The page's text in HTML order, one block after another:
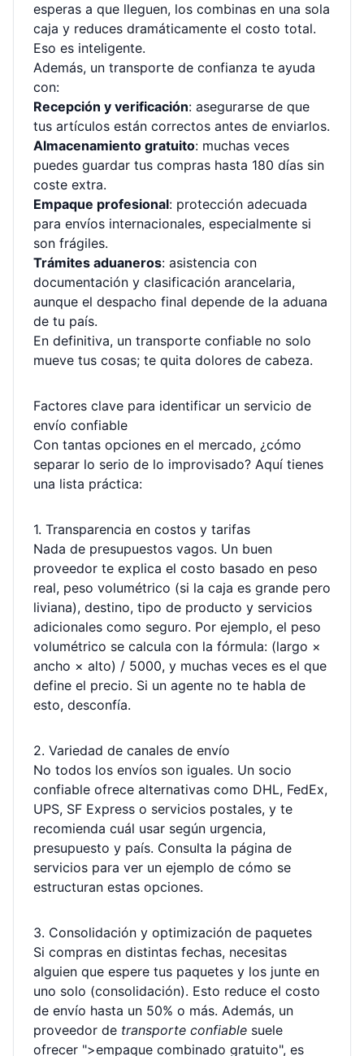
esperas a que lleguen, los combinas en una sola
caja y reduces dramáticamente el costo total.
Eso es inteligente.
Además, un transporte de confianza te ayuda
con:
Recepción y verificación: asegurarse de que
tus artículos están correctos antes de enviarlos.
Almacenamiento gratuito: muchas veces
puedes guardar tus compras hasta 180 días sin
coste extra.
Empaque profesional: protección adecuada
para envíos internacionales, especialmente si
son frágiles.
Trámites aduaneros: asistencia con
documentación y clasificación arancelaria,
aunque el despacho final depende de la aduana
de tu país.
En definitiva, un transporte confiable no solo
mueve tus cosas; te quita dolores de cabeza.
Factores clave para identificar un servicio de
envío confiable
Con tantas opciones en el mercado, ¿cómo
separar lo serio de lo improvisado? Aquí tienes
una lista práctica:
1. Transparencia en costos y tarifas
Nada de presupuestos vagos. Un buen
proveedor te explica el costo basado en peso
real, peso volumétrico (si la caja es grande pero
liviana), destino, tipo de producto y servicios
adicionales como seguro. Por ejemplo, el peso
volumétrico se calcula con la fórmula: (largo ×
ancho × alto) / 5000, y muchas veces es el que
define el precio. Si un agente no te habla de
esto, desconfía.
2. Variedad de canales de envío
No todos los envíos son iguales. Un socio
confiable ofrece alternativas como DHL, FedEx,
UPS, SF Express o servicios postales, y te
recomienda cuál usar según urgencia,
presupuesto y país. Consulta la página de
servicios para ver un ejemplo de cómo se
estructuran estas opciones.
3. Consolidación y optimización de paquetes
Si compras en distintas fechas, necesitas
alguien que espere tus paquetes y los junte en
uno solo (consolidación). Esto reduce el costo
de envío hasta un 50% o más. Además, un
proveedor de transporte confiable suele
ofrecer ">empaque combinado gratuito", es